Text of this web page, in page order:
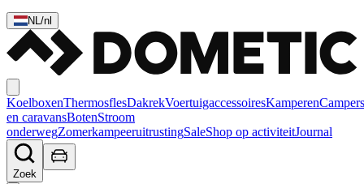
NL/nl
KoelboxenThermosflesDakrekVoertuigaccessoiresKamperenCampers
en caravansBotenStroom
onderwegZomerkampeeruitrustingSaleShop op activiteitJournal
Zoek